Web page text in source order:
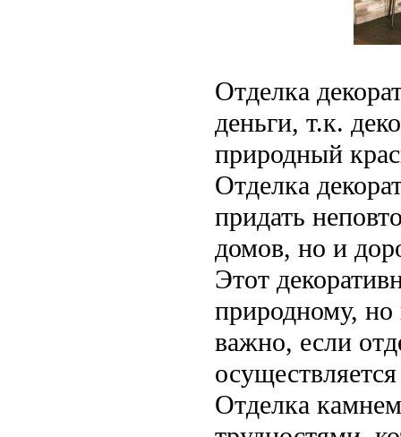
Отделка
деньги, т.к.
природный
Отделка
придать
домов, но и
Этот
природному,
важно, если
Отделка